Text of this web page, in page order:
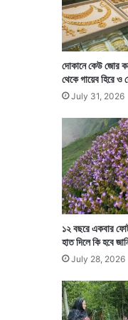
দোকানে কেউ জোর
থেকে গায়েব হিরে ও
July 31, 2026
১২ বছরে একবার
হাত দিলে কি হবে
July 28, 2026